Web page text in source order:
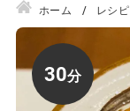
ホーム レシピ
30